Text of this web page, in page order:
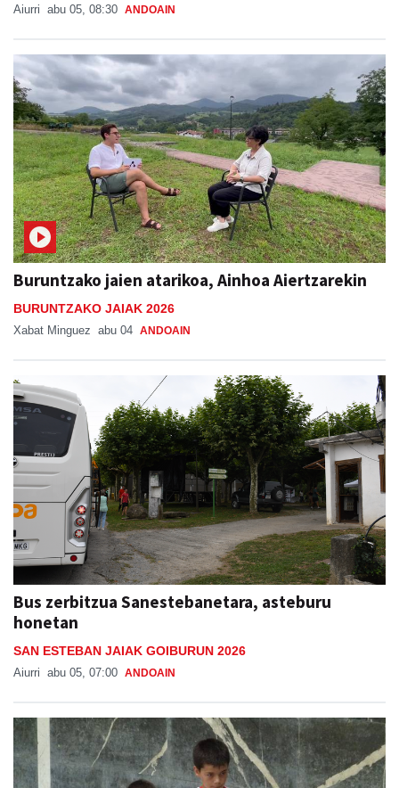
Aiurri abu 05, 08:30 ANDOAIN
Buruntzako jaien atarikoa, Ainhoa Aiertzarekin
BURUNTZAKO JAIAK 2026
Xabat Minguez abu 04 ANDOAIN
Bus zerbitzua Sanestebanetara, asteburu
honetan
SAN ESTEBAN JAIAK GOIBURUN 2026
Aiurri abu 05, 07:00 ANDOAIN